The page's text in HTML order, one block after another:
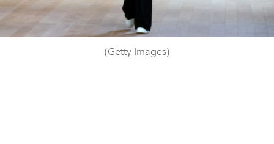
(Getty Images)